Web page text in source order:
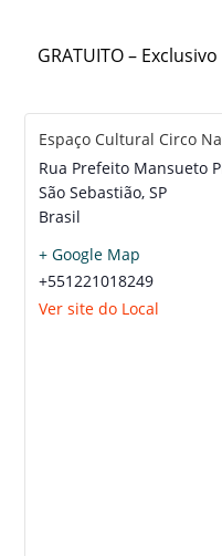
GRATUITO –
Espaço Cultural Circo
Rua Prefeito Mansueto
São Sebastião, SP
Brasil
+ Google Map
+551221018249
Ver site do Local